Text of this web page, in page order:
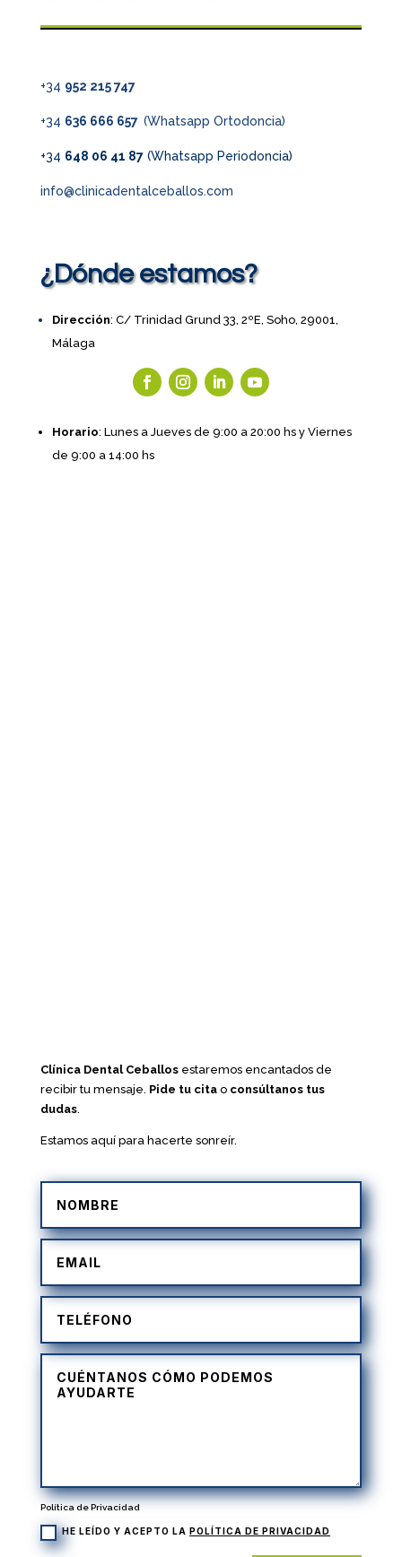
+34 952 215 747
+34 636 666 657 (Whatsapp Ortodoncia)
+34 648 06 41 87(Whatsapp Periodoncia)
info@clinicadentalceballos.com
¿Dónde estamos?
Dirección: C/ Trinidad Grund 33, 2ºE, Soho, 29001,
Málaga
Horario: Lunes a Jueves de 9:00 a 20:00 hs y Viernes
de 9:00 a 14:00 hs
Clínica Dental Ceballosestaremos encantados de
recibir tu mensaje. Pide tu citao consúltanos tus
dudas.
Estamos aquí para hacerte sonreír.
Política de Privacidad
HE LEÍDO Y ACEPTO LA POLÍTICA DE PRIVACIDAD